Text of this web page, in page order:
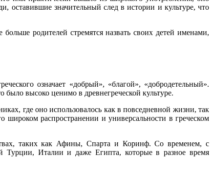
оставившие значительный след в истории и культуре, что
родителей стремятся назвать своих детей именами,
означает «добрый», «благой», «добродетельный».
было высоко ценимо в древнегреческой культуре.
где оно использовалось как в повседневной жизни, так
широком распространении и универсальности в греческом
таких как Афины, Спарта и Коринф. Со временем, с
Турции, Италии и даже Египта, которые в разное время